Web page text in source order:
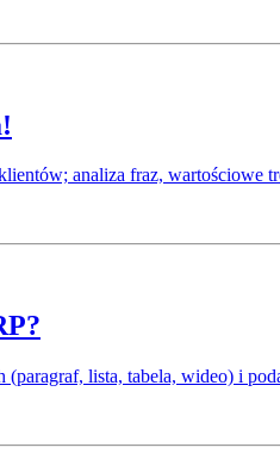
analiza fraz, wartościowe
lista, tabela, wideo) i